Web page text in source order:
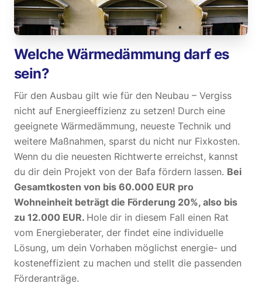
Welche Wärmedämmung darf es
sein?
Für den Ausbau gilt wie für den Neubau – Vergiss
nicht auf Energieeffizienz zu setzen! Durch eine
geeignete Wärmedämmung, neueste Technik und
weitere Maßnahmen, sparst du nicht nur Fixkosten.
Wenn du die neuesten Richtwerte erreichst, kannst
du dir dein Projekt von der Bafa fördern lassen. Bei
Gesamtkosten von bis 60.000 EUR pro
Wohneinheit beträgt die Förderung 20%, also bis
zu 12.000 EUR. Hole dir in diesem Fall einen Rat
vom Energieberater, der findet eine individuelle
Lösung, um dein Vorhaben möglichst energie- und
kosteneffizient zu machen und stellt die passenden
Förderanträge.